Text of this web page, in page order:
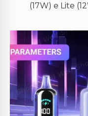
(17W) e Lite